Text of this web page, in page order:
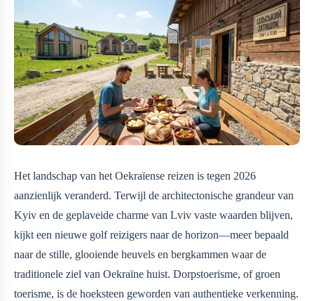
Het landschap van het Oekraïense reizen is tegen 2026
aanzienlijk veranderd. Terwijl de architectonische grandeur van
Kyiv en de geplaveide charme van Lviv vaste waarden blijven,
kijkt een nieuwe golf reizigers naar de horizon—meer bepaald
naar de stille, glooiende heuvels en bergkammen waar de
traditionele ziel van Oekraïne huist. Dorpstoerisme, of groen
toerisme, is de hoeksteen geworden van authentieke verkenning.